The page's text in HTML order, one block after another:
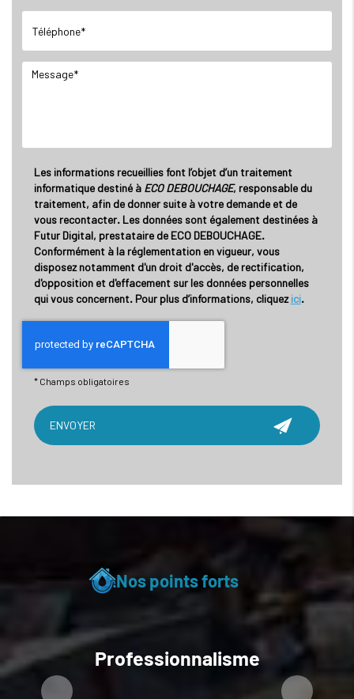
Les informations recueillies font l’objet d’un traitement
informatique destiné àECO DEBOUCHAGE, responsable du
traitement, afin de donner suite à votre demande et de
vous recontacter. Les données sont également destinées à
Futur Digital, prestataire de ECO DEBOUCHAGE.
Conformément à la réglementation en vigueur, vous
disposez notamment d'un droit d'accès, de rectification,
d'opposition et d'effacement sur les données personnelles
qui vous concernent. Pour plus d’informations, cliquezici.
* Champs obligatoires
Nos points forts
Professionnalisme